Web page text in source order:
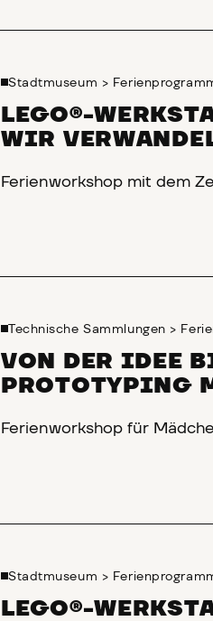
Stadtmuseum >
LEGO®-
WIR
Ferienworkshop mit dem
Technische Sammlungen >
VON DER IDEE
PROTOTYPING
Ferienworkshop für
Stadtmuseum >
LEGO®-